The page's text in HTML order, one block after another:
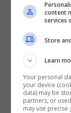
content
services
Store
Learn
Your personal
your device
data) may be
partners, or
may use